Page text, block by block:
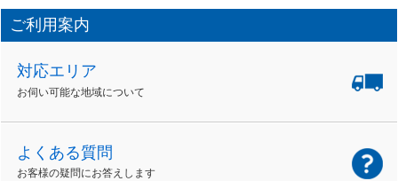
ご利用案内
対応エリア
お伺い可能な地域について
よくある質問
お客様の疑問にお答えします